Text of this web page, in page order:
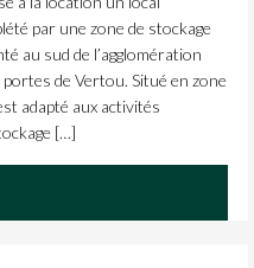
par une zone de stockage
au sud de l’agglomération
de Vertou. Situé en zone
adapté aux activités
[…]